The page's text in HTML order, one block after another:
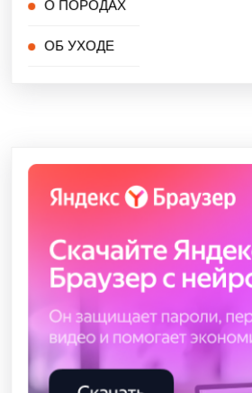
О ПОРОДАХ
ОБ УХОДЕ